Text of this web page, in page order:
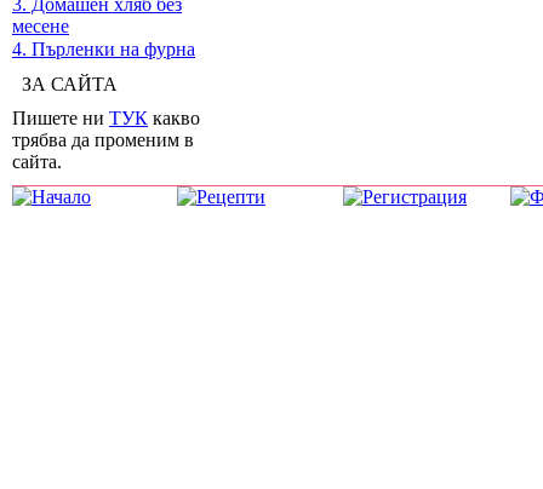
3. Домашен хляб без
месене
4. Пърленки на фурна
ЗА САЙТА
Пишете ни ТУК какво
трябва да променим в
сайта.